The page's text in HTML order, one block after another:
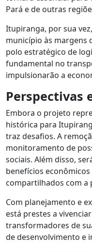
Pará e de outras
Itupiranga, por sua
município às margens
polo estratégico de
fundamental no
impulsionarão a
Perspectivas
Embora o projeto
histórica para
traz desafios. A
monitoramento de
sociais. Além disso,
benefícios
compartilhados com a
Com planejamento e
está prestes a
transformadores de
de desenvolvimento e